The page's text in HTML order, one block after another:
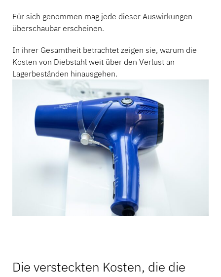
Für sich genommen mag jede dieser Auswirkungen
überschaubar erscheinen.
In ihrer Gesamtheit betrachtet zeigen sie, warum die
Kosten von Diebstahl weit über den Verlust an
Lagerbeständen hinausgehen.
Die versteckten Kosten, die die